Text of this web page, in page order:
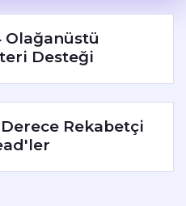
Olağanüstü
Desteği
Rekabetçi